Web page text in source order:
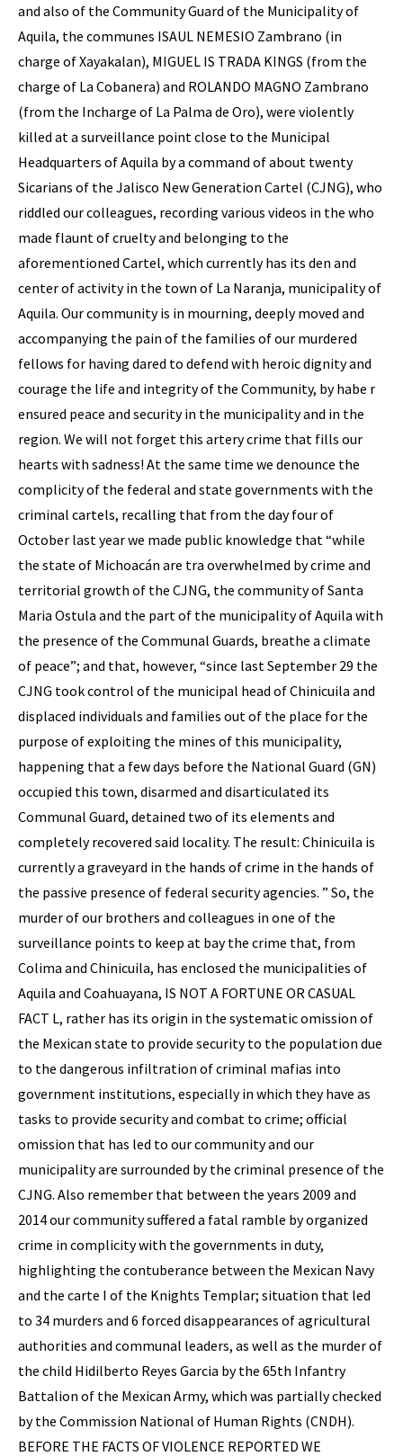
and also of the Community Guard of the Municipality of
Aquila, the communes ISAUL NEMESIO Zambrano (in
charge of Xayakalan), MIGUEL IS TRADA KINGS (from the
charge of La Cobanera) and ROLANDO MAGNO Zambrano
(from the Incharge of La Palma de Oro), were violently
killed at a surveillance point close to the Municipal
Headquarters of Aquila by a command of about twenty
Sicarians of the Jalisco New Generation Cartel (CJNG), who
riddled our colleagues, recording various videos in the who
made flaunt of cruelty and belonging to the
aforementioned Cartel, which currently has its den and
center of activity in the town of La Naranja, municipality of
Aquila. Our community is in mourning, deeply moved and
accompanying the pain of the families of our murdered
fellows for having dared to defend with heroic dignity and
courage the life and integrity of the Community, by habe r
ensured peace and security in the municipality and in the
region. We will not forget this artery crime that fills our
hearts with sadness! At the same time we denounce the
complicity of the federal and state governments with the
criminal cartels, recalling that from the day four of
October last year we made public knowledge that “while
the state of Michoacán are tra overwhelmed by crime and
territorial growth of the CJNG, the community of Santa
Maria Ostula and the part of the municipality of Aquila with
the presence of the Communal Guards, breathe a climate
of peace”; and that, however, “since last September 29 the
CJNG took control of the municipal head of Chinicuila and
displaced individuals and families out of the place for the
purpose of exploiting the mines of this municipality,
happening that a few days before the National Guard (GN)
occupied this town, disarmed and disarticulated its
Communal Guard, detained two of its elements and
completely recovered said locality. The result: Chinicuila is
currently a graveyard in the hands of crime in the hands of
the passive presence of federal security agencies. ” So, the
murder of our brothers and colleagues in one of the
surveillance points to keep at bay the crime that, from
Colima and Chinicuila, has enclosed the municipalities of
Aquila and Coahuayana, IS NOT A FORTUNE OR CASUAL
FACT L, rather has its origin in the systematic omission of
the Mexican state to provide security to the population due
to the dangerous infiltration of criminal mafias into
government institutions, especially in which they have as
tasks to provide security and combat to crime; official
omission that has led to our community and our
municipality are surrounded by the criminal presence of the
CJNG. Also remember that between the years 2009 and
2014 our community suffered a fatal ramble by organized
crime in complicity with the governments in duty,
highlighting the contuberance between the Mexican Navy
and the carte I of the Knights Templar; situation that led
to 34 murders and 6 forced disappearances of agricultural
authorities and communal leaders, as well as the murder of
the child Hidilberto Reyes Garcia by the 65th Infantry
Battalion of the Mexican Army, which was partially checked
by the Commission National of Human Rights (CNDH).
BEFORE THE FACTS OF VIOLENCE REPORTED WE